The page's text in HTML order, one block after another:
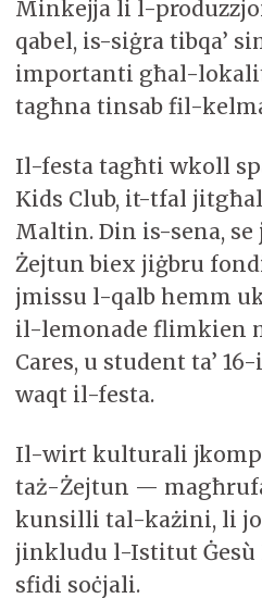
Minkejja li l-
qabel, is-siġra tibqa’
importanti għal-
tagħna tinsab fil-
Il-festa tagħti wkoll
Kids Club, it-tfal
Maltin. Din is-sena,
Żejtun biex jiġbru
jmissu l-qalb hemm
il-lemonade flimkien
Cares, u student ta’
waqt il-festa.
Il-wirt kulturali
taż-Żejtun —
kunsilli tal-każini, li
jinkludu l-Istitut Ġesù
sfidi soċjali.